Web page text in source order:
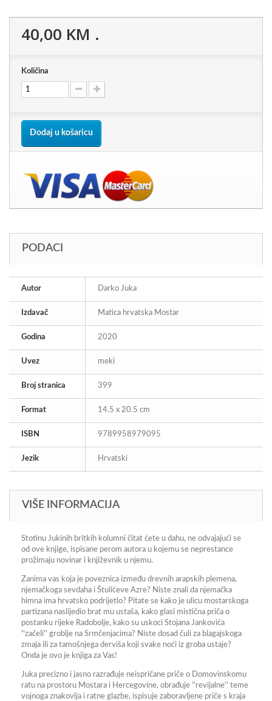
40,00 KM .
Količina
Dodaj u košaricu
PODACI
Autor Darko Juka
Izdavač Matica hrvatska Mostar
Godina 2020
Uvez meki
Broj stranica 399
Format 14.5 x 20.5 cm
ISBN 9789958979095
Jezik Hrvatski
VIŠE INFORMACIJA
Stotinu Jukinih britkih kolumni čitat ćete u dahu, ne odvajajući se
od ove knjige, ispisane perom autora u kojemu se neprestance
prožimaju novinar i književnik u njemu.
Zanima vas koja je poveznica između drevnih arapskih plemena,
njemačkoga sevdaha i Štulićeve Azre? Niste znali da njemačka
himna ima hrvatsko podrijetlo? Pitate se kako je ulicu mostarskoga
partizana naslijedio brat mu ustaša, kako glasi mistična priča o
postanku rijeke Radobol je, kako su uskoci Stojana Jankovića
''začeli'' groblje na Srmčenjacima? Niste dosad čuli za blagajskoga
zmaja ili za tamošnjega derviša koji svake noći iz groba ustaje?
Onda je ovo je knjiga za Vas!
Juka precizno i jasno razrađuje neispričane priče o Domovinskomu
ratu na prostoru Mostara i Hercegovine, obrađuje ''revijalne'' teme
vojnoga znakovlja i ratne glazbe, ispisuje zaboravljene priče s kraja